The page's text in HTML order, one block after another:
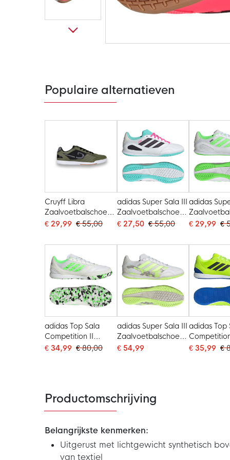
de
afbeeldingen-
gallerij
Populaire alternatieven
Cruyff Libra
Zaalvoetbalschoenen
(IN) Groen Zwart
€ 29,99 € 55,00
adidas Super Sala III
Zaalvoetbalschoenen
(IN) Wit Zwart
€ 27,50 € 55,00
adidas
(IN) Wit
€ 29,99 €
adidas Top Sala
Competition II
Zaalvoetbalschoenen
€ 34,99 € 80,00
adidas Super Sala III
Zaalvoetbalschoenen
(IN) Lichtgrijs
€ 54,99
adidas Top
€ 35,99 €
Productomschrijving
Belangrijkste kenmerken:
Uitgerust met lichtgewicht synthetisch
van textiel